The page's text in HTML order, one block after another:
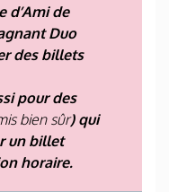
d’Ami de
Duo
des billets
pour des
bien sûr) qui
un billet
horaire.